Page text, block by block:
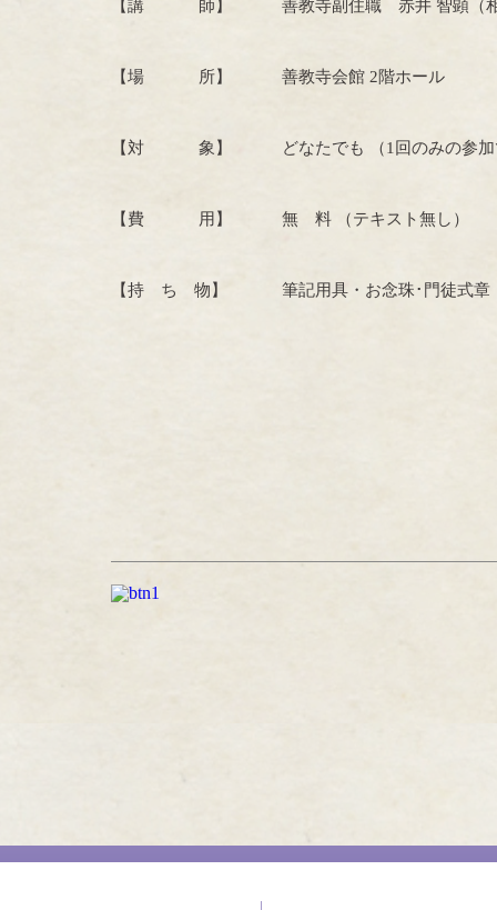
【講 師】 善教寺副住職 赤井 智顕（相
【場 所】 善教寺会館 2階ホール
【対 象】 どなたでも （1 回のみの参
【費 用】 無 料 （テキスト無し）
【持 ち 物】 筆記用具・お念珠･門徒式章